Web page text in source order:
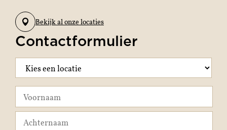
Bekijk al onze locaties
Contactformulier